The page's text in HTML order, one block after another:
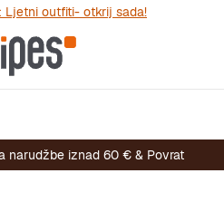
Ljetni outfiti- otkrij sada!
narudžbe iznad 60 € & Povrat